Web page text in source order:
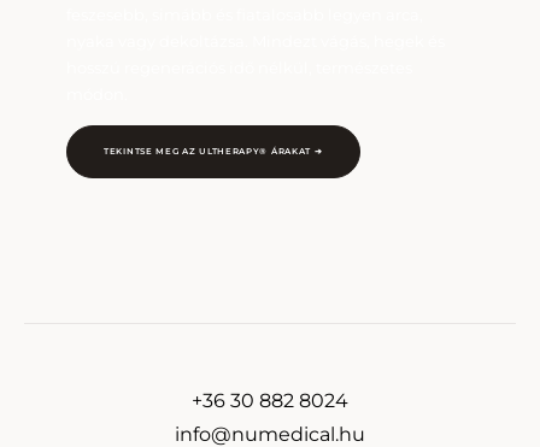
TEKINTSE MEG AZ ULTHERAPY® ÁRAKAT ➔
+36 30 882 8024
info@numedical.hu